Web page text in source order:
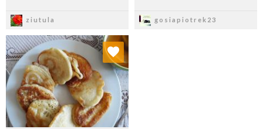
ziutula gosiapiotrek23
Dodaj do ulubionych
Wybierz listę: